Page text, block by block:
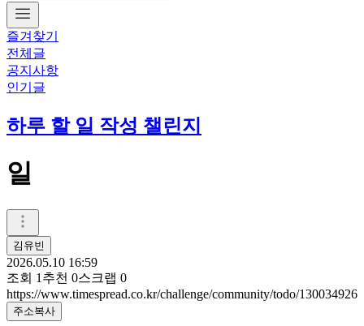
즐겨찾기
전체글
공지사항
인기글
하루 할 일 작성 챌린지
일
김유빈
2026.05.10 16:59
조회 1 추천 0스크랩 0
https://www.timespread.co.kr/challenge/community/todo/130034926
주소복사